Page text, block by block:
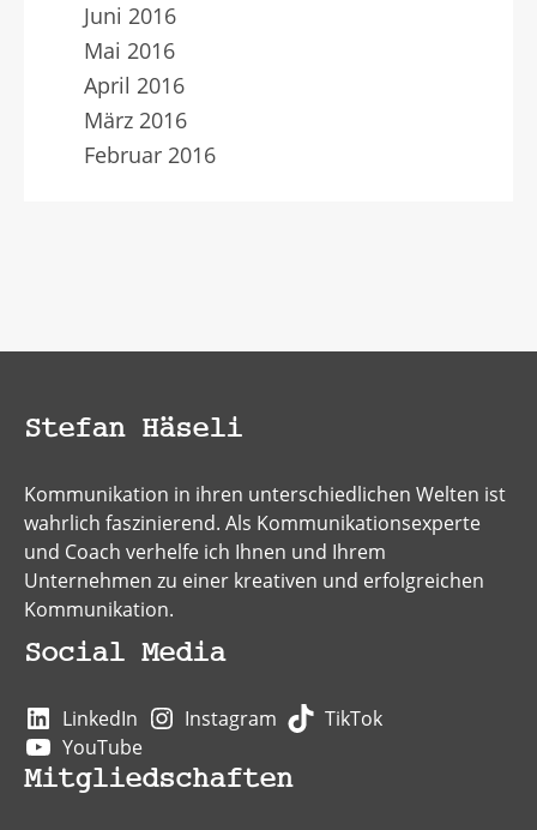
Juni 2016
Mai 2016
April 2016
März 2016
Februar 2016
Stefan Häseli
Kommunikation in ihren unterschiedlichen Welten ist
wahrlich faszinierend. Als Kommunikationsexperte
und Coach verhelfe ich Ihnen und Ihrem
Unternehmen zu einer kreativen und erfolgreichen
Kommunikation.
Social Media
LinkedIn Instagram
TikTok
YouTube
Mitgliedschaften